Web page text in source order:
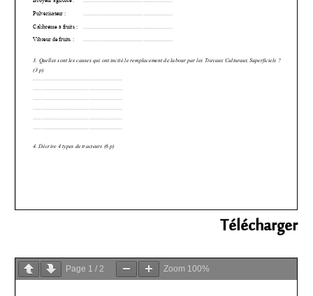
Télécharger
Page 1 / 2 Zoom 100%